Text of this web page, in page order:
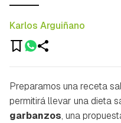
Karlos Arguiñano
Preparamos una receta
permitirá llevar una dieta
garbanzos, una